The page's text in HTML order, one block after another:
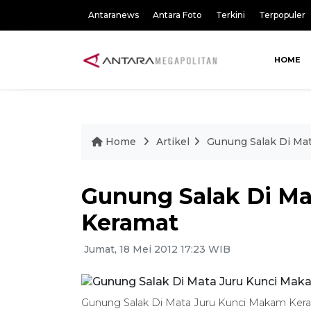
Antaranews Antara Foto Terkini Terpopuler
HOME
Home Artikel Gunung Salak Di
Gunung Salak Di
Keramat
Jumat, 18 Mei 2012 17:23 WIB
Gunung Salak Di Mata Juru Kunci Makam